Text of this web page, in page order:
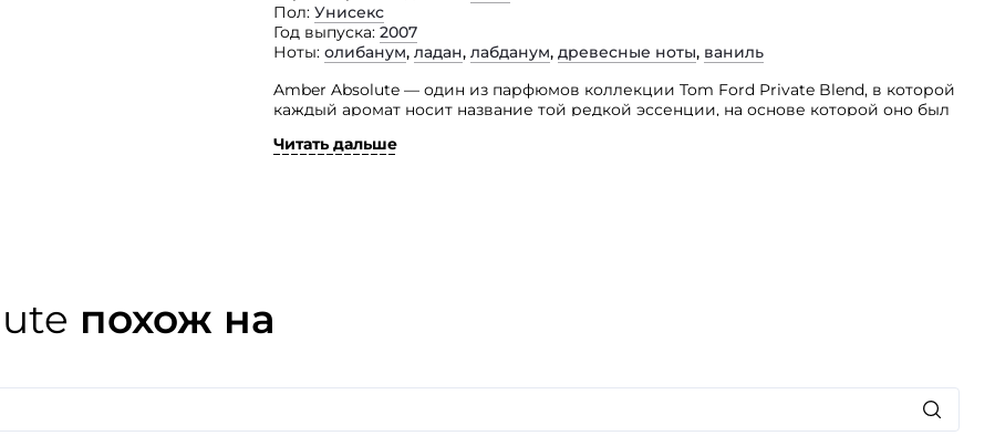
Пол Унисекс
Год выпуска 2007
Ноты олибанум, ладан, лабданум, древесные ноты, ваниль
Amber Absolute — один из парфюмов коллекции Tom Ford Private Blend, в которой
каждый аромат носит название той редкой эссенции, на основе которой оно был
Читать дальше
похож на